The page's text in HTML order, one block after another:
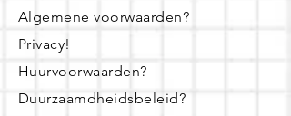
Algemene voorwaarden?
Privacy!
Huurvoorwaarden?
Duurzaamdheidsbeleid?